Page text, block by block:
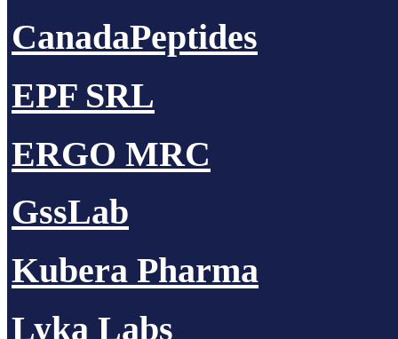
CanadaPeptides
EPF SRL
ERGO MRC
GssLab
Kubera Pharma
Lyka Labs